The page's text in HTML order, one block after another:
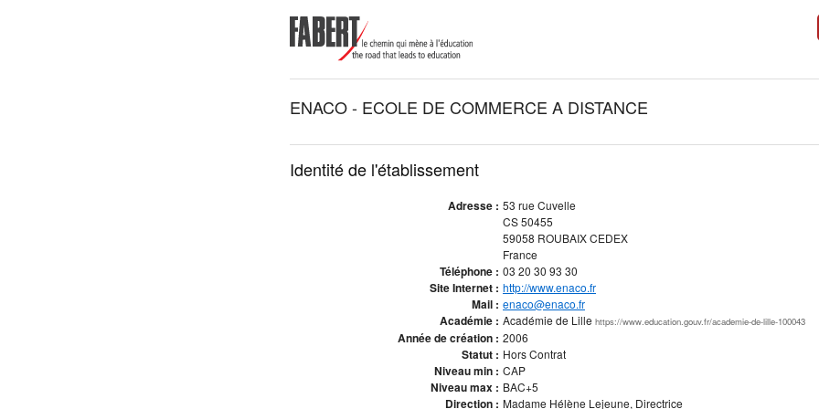
ENACO - ECOLE DE COMMERCE A DISTANCE
Identité de l'établissement
Adresse : 53 rue Cuvelle
CS 50455
59058 ROUBAIX CEDEX
France
Téléphone : 03 20 30 93 30
Site Internet : http://www.enaco.fr
Mail : enaco@enaco.fr
Académie : Académie de Lille https://www.education.gouv.fr/academie-de-lille-100043
Année de création : 2006
Statut : Hors Contrat
Niveau min : CAP
Niveau max : BAC+5
Direction : Madame Hélène Lejeune, Directrice